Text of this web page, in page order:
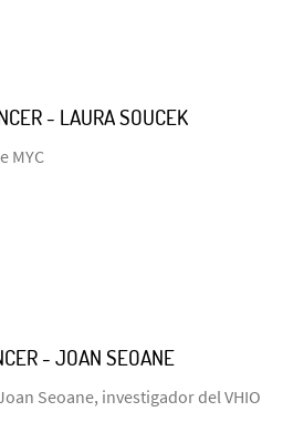
- LAURA SOUCEK
MYC
- JOAN SEOANE
Seoane, investigador del VHIO